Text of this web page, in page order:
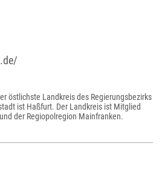
östlichste Landkreis des Regierungsbezirks
ist Haßfurt. Der Landkreis ist Mitglied
der Regiopolregion Mainfranken.